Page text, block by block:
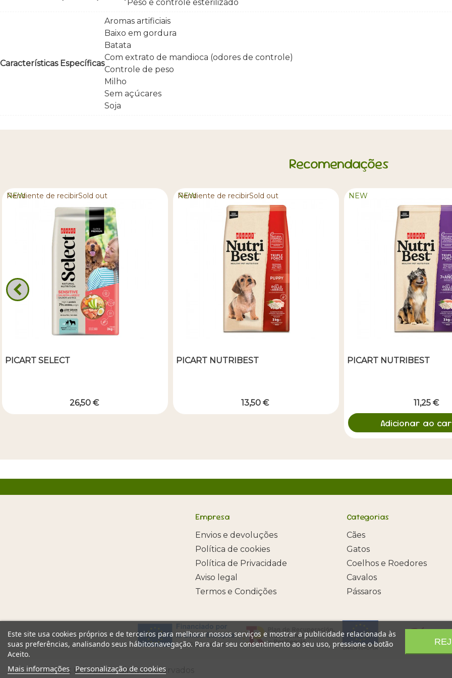
Peso e controle esterilizado
Características Específicas
Aromas artificiais
Baixo em gordura
Batata
Com extrato de mandioca (odores de controle)
Controle de peso
Milho
Sem açúcares
Soja
Recomendações
NEW
Pendiente de recibirSold out
PICART SELECT
26,50 €
NEW
Pendiente de recibirSold out
PICART NUTRIBEST
13,50 €
NEW
PICART NUTRIBEST
11,25 €
Adicionar ao
Este site usa cookies próprios e de terceiros para melhorar nossos serviços e mostrar a publicidade relacionada às
suas preferências, analisando seus hábitosnavegação. Para dar seu consentimento ao seu uso, pressione o botão
Aceito.
Mais informações Personalização de cookies
Empresa
Envios e devoluções
Política de cookies
Política de Privacidade
Aviso legal
Termos e Condições
Categorias
Cães
Gatos
Coelhos e Roedores
Cavalos
Pássaros
Provet © Todos os direitos reservados